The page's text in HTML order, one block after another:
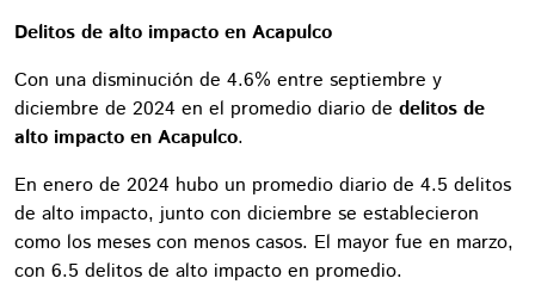
Delitos de alto impacto en Acapulco
Con una disminución de 4.6% entre septiembre y
diciembre de 2024 en el promedio diario de delitos de
alto impacto en Acapulco.
En enero de 2024 hubo un promedio diario de 4.5 delitos
de alto impacto, junto con diciembre se establecieron
como los meses con menos casos. El mayor fue en marzo,
con 6.5 delitos de alto impacto en promedio.